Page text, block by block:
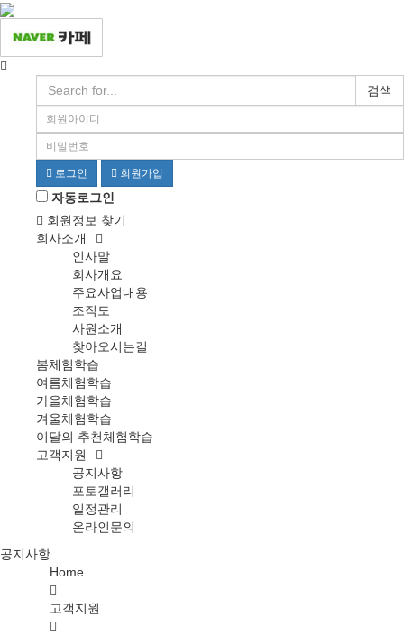
검색
로그인 회원가입
자동로그인
회원정보 찾기
회사소개
인사말
회사개요
주요사업내용
조직도
사원소개
찾아오시는길
봄체험학습
여름체험학습
가을체험학습
겨울체험학습
이달의 추천체험학습
고객지원
공지사항
포토갤러리
일정관리
온라인문의
공지사항
Home
고객지원